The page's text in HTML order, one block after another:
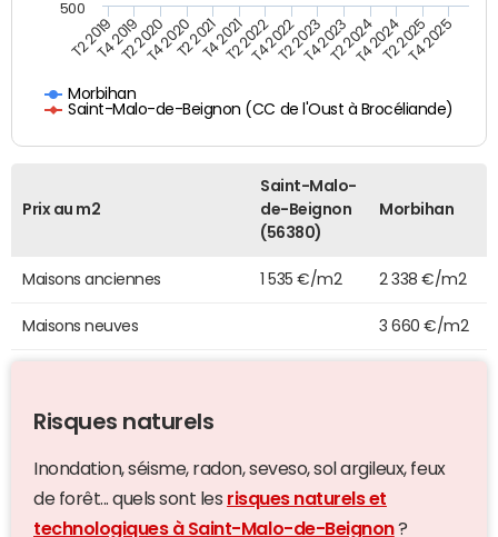
Morbihan
Saint-Malo-de-Beignon (CC de l'Oust à Brocéliande)
T2 2019T4 2019T2 2020T4 2020T2 2021T4 2021T2 2022T4 2022T2 2023T4 2023T2 2024T4 2024T2 2025T4 2025
500
Prix au m2
Saint-Malo-
de-Beignon
(56380)
Morbihan
Maisons anciennes 1 535 €/m2 2 338 €/m2
Maisons neuves 3 660 €/m2
Risques naturels
Inondation, séisme, radon, seveso, sol argileux, feux
de forêt... quels sont les risques naturels et
technologiques à Saint-Malo-de-Beignon?